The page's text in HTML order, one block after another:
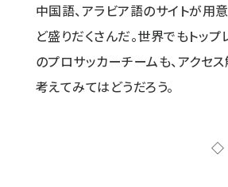
中国語、アラビア語のサイトが用
ど盛りだくさんだ。世界でもトッ
のプロサッカーチームも、アクセ
考えてみてはどうだろう。